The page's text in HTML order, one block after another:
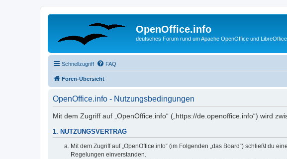
OpenOffice.info
deutsches Forum rund um Apache OpenOffice und LibreOffice
Schnellzugriff FAQ
Foren-Übersicht
OpenOffice.info - Nutzungsbedingungen
Mit dem Zugriff auf „OpenOffice.info“ („https://de.openoffice.info“) wird
1. NUTZUNGSVERTRAG
Mit dem Zugriff auf „OpenOffice.info“ (im Folgenden „das Board“) schließt du
Regelungen einverstanden.